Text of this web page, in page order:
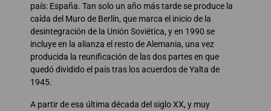
país: España. Tan solo un año más tarde se produce la
caída del Muro de Berlín, que marca el inicio de la
desintegración de la Unión Soviética, y en 1990 se
incluye en la alianza el resto de Alemania, una vez
producida la reunificación de las dos partes en que
quedó dividido el país tras los acuerdos de Yalta de
1945.
A partir de esa última década del siglo XX, y muy